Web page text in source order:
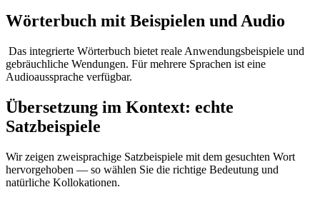
Wörterbuch mit Beispielen und Audio
Das integrierte Wörterbuch bietet reale Anwendungsbeispiele und
gebräuchliche Wendungen. Für mehrere Sprachen ist eine
Audioaussprache verfügbar.
Übersetzung im Kontext: echte
Satzbeispiele
Wir zeigen zweisprachige Satzbeispiele mit dem gesuchten Wort
hervorgehoben — so wählen Sie die richtige Bedeutung und
natürliche Kollokationen.